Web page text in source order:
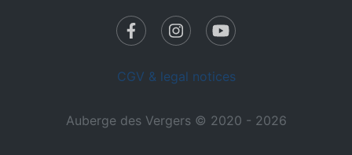
CGV & legal notices
Auberge des Vergers © 2020 - 2026